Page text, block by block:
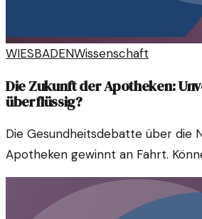
WIESBADENWissenschaft
Die Zukunft der Apotheken:
überflüssig?
Die Gesundheitsdebatte über die
Apotheken gewinnt an Fahrt.
und Apps die klassische Apotheke